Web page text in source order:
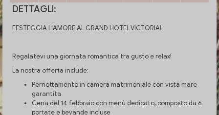
DETTAGLI:
FESTEGGIA L'AMORE AL GRAND HOTEL VICTORIA!
Regalatevi una giornata romantica tra gusto e relax!
La nostra offerta include:
Pernottamento in camera matrimoniale con vista mare
garantita
Cena del 14 febbraio con menù dedicato, composto da 6
portate e bevande incluse